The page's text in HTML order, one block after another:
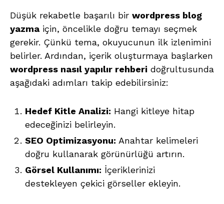
Düşük rekabetle başarılı bir wordpress blog
yazma için, öncelikle doğru temayı seçmek
gerekir. Çünkü tema, okuyucunun ilk izlenimini
belirler. Ardından, içerik oluşturmaya başlarken
wordpress nasıl yapılır rehberi doğrultusunda
aşağıdaki adımları takip edebilirsiniz:
Hedef Kitle Analizi: Hangi kitleye hitap
edeceğinizi belirleyin.
SEO Optimizasyonu: Anahtar kelimeleri
doğru kullanarak görünürlüğü artırın.
Görsel Kullanımı: İçeriklerinizi
destekleyen çekici görseller ekleyin.